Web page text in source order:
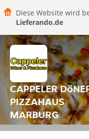
Diese Website wird
Lieferando.de
CAPPELER
PIZZAHAUS
MARBURG